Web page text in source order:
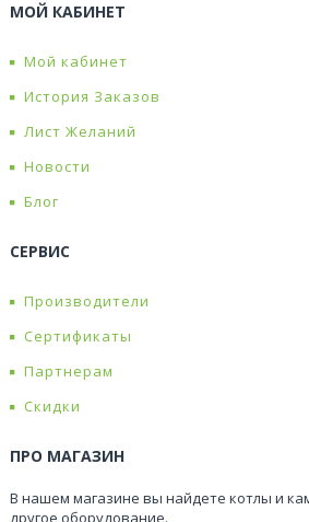
МОЙ КАБИНЕТ
Мой кабинет
История Заказов
Лист Желаний
Новости
Блог
СЕРВИС
Производители
Сертификаты
Партнерам
Скидки
ПРО МАГАЗИН
В нашем магазине вы найдете котлы и